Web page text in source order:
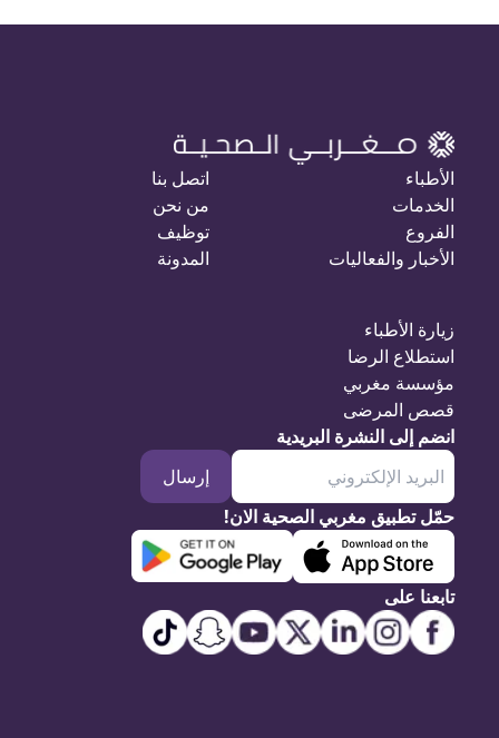
الأطباء
الخدمات
الفروع
الأخبار والفعاليات
اتصل بنا
من نحن
توظيف
المدونة
زيارة الأطباء
استطلاع الرضا
مؤسسة مغربي
قصص المرضى
انضم إلى النشرة البريدية
إرسال
حمّل تطبيق مغربي الصحية الان!
تابعنا على